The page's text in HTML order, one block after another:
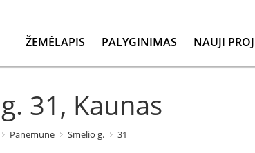
ŽEMĖLAPIS PALYGINIMAS NAUJI
31, Kaunas
Panemunė Smėlio g. 31